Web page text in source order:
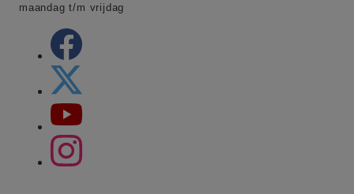
maandag t/m vrijdag